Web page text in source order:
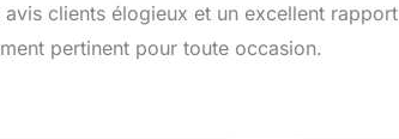
avis clients élogieux et un excellent
pertinent pour toute occasion.